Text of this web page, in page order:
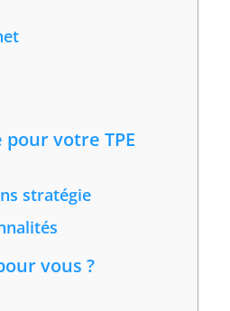
votre TPE
stratégie
vous ?